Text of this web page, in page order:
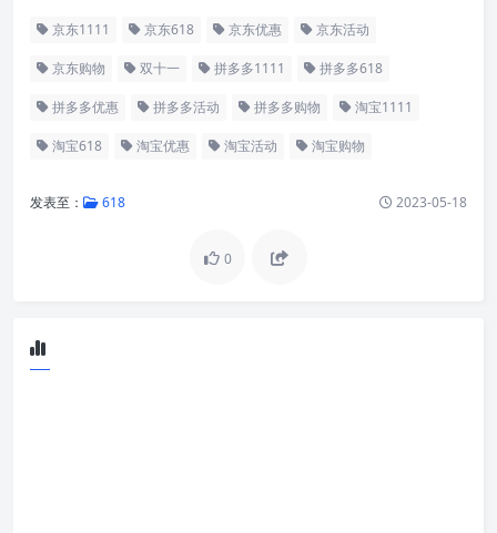
京东1111 京东618 京东优惠 京东活动
京东购物 双十一 拼多多1111 拼多多618
拼多多优惠 拼多多活动 拼多多购物 淘宝1111
淘宝618 淘宝优惠 淘宝活动 淘宝购物
发表至： 618 2023-05-18
0